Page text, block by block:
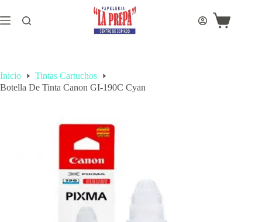
al
contenido
Carro
Inicio
Tintas Cartuchos
Botella De Tinta Canon GI-190C Cyan